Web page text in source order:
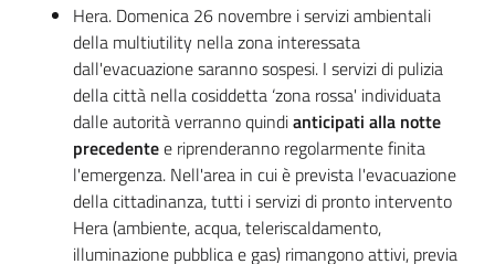
Hera. Domenica 26 novembre i servizi ambientali
della multiutility nella zona interessata
dall'evacuazione saranno sospesi. I servizi di pulizia
della città nella cosiddetta ‘zona rossa' individuata
dalle autorità verranno quindianticipati alla notte
precedentee riprenderanno regolarmente finita
l'emergenza. Nell'area in cui è prevista l'evacuazione
della cittadinanza, tutti i servizi di pronto intervento
Hera (ambiente, acqua, teleriscaldamento,
illuminazione pubblica e gas) rimangono attivi, previa